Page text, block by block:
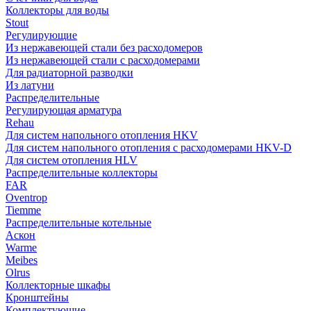
Коллекторы для воды
Stout
Регулирующие
Из нержавеющей стали без расходомеров
Из нержавеющей стали с расходомерами
Для радиаторной разводки
Из латуни
Распределительные
Регулирующая арматура
Rehau
Для систем напольного отопления HKV
Для систем напольного отопления с расходомерами HKV-D
Для систем отопления HLV
Распределительные коллекторы
FAR
Oventrop
Tiemme
Распределительные котельные
Аскон
Warme
Meibes
Olrus
Коллекторные шкафы
Кронштейны